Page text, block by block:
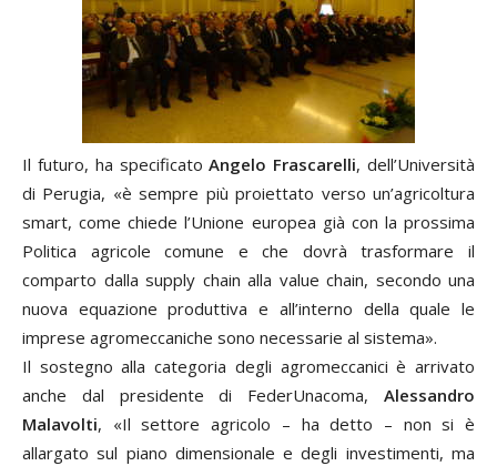
Il futuro, ha specificatoAngelo Frascarelli, dell’Università
di Perugia, «è sempre più proiettato verso un’agricoltura
smart, come chiede l’Unione europea già con la prossima
Politica agricole comune e che dovrà trasformare il
comparto dalla supply chain alla value chain, secondo una
nuova equazione produttiva e all’interno della quale le
imprese agromeccaniche sono necessarie al sistema».
Il sostegno alla categoria degli agromeccanici è arrivato
anche dal presidente di FederUnacoma, Alessandro
Malavolti, «Il settore agricolo – ha detto – non si è
allargato sul piano dimensionale e degli investimenti, ma